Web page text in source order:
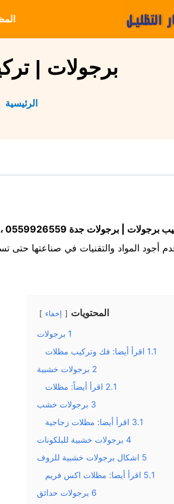
برجولات | تركيب
الرئيسية
| برجولات جدة 0559926559 ،
أجود المواد والتقنيات في صناعتها
المحتويات إخفاء
1 برجولات
1.1 اقرأ أيضا: فك وتركيب مظلات
2 برجولات خشبية
2.1 اقرأ أيضاً: مظلات
3 برجولات خشب
3.1 اقرأ أيضا: مظلات زجاجية
4 برجولات خشبية للبلكونات
5 اشكال برجولات خشبية للروف
5.1 اقرأ أيضا: مظلات اكس فريم
6 برجولات حدائق